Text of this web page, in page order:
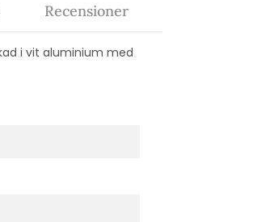
i vit aluminium med
Recensioner